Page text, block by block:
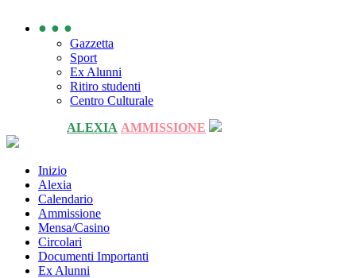
● ● ●
Gazzetta
Sport
Ex Alunni
Ritiro studenti
Centro Culturale
ALEXIA AMMISSIONE
Inizio
Alexia
Calendario
Ammissione
Mensa/Casino
Circolari
Documenti Importanti
Ex Alunni